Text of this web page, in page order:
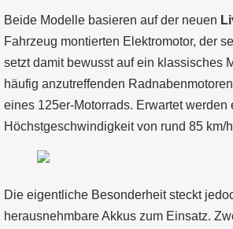
Beide Modelle basieren auf der neuen
Fahrzeug montierten Elektromotor, der
setzt damit bewusst auf ein klassisches
häufig anzutreffenden
eines 125er-Motorrads. Erwartet
Höchstgeschwindigkeit von rund 85 km/
Die eigentliche Besonderheit steckt
herausnehmbare Akkus zum Einsatz.